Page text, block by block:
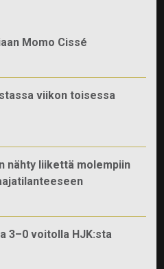
Momo Cissé
viikon toisessa
nähty liikettä molempiin
3–0 voitolla HJK:sta